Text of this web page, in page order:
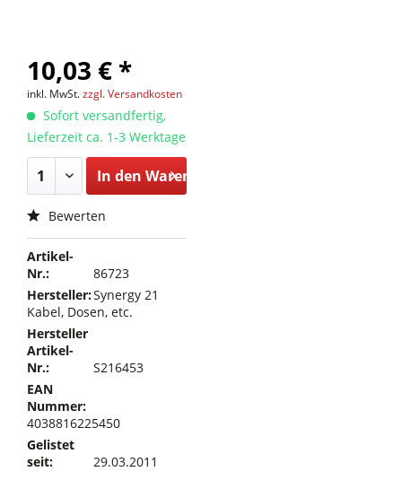
10,03 € *
inkl. MwSt.zzgl. Versandkosten
Sofort versandfertig,
Lieferzeit ca. 1-3 Werktage
In den Warenkorb
Bewerten
Artikel-
Nr.:
86723
Hersteller:Synergy 21
Kabel, Dosen, etc.
Hersteller
Artikel-
Nr.:
S216453
EAN
Nummer:
4038816225450
Gelistet
seit:
29.03.2011